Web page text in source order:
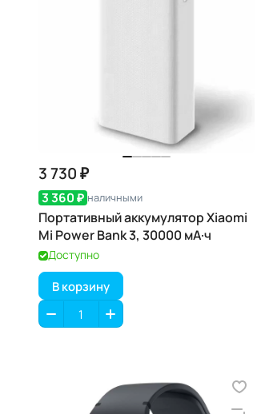
3 730 ₽
3 360 ₽ наличными
Портативный аккумулятор Xiaomi
Mi Power Bank 3, 30000 мА·ч
Доступно
В корзину